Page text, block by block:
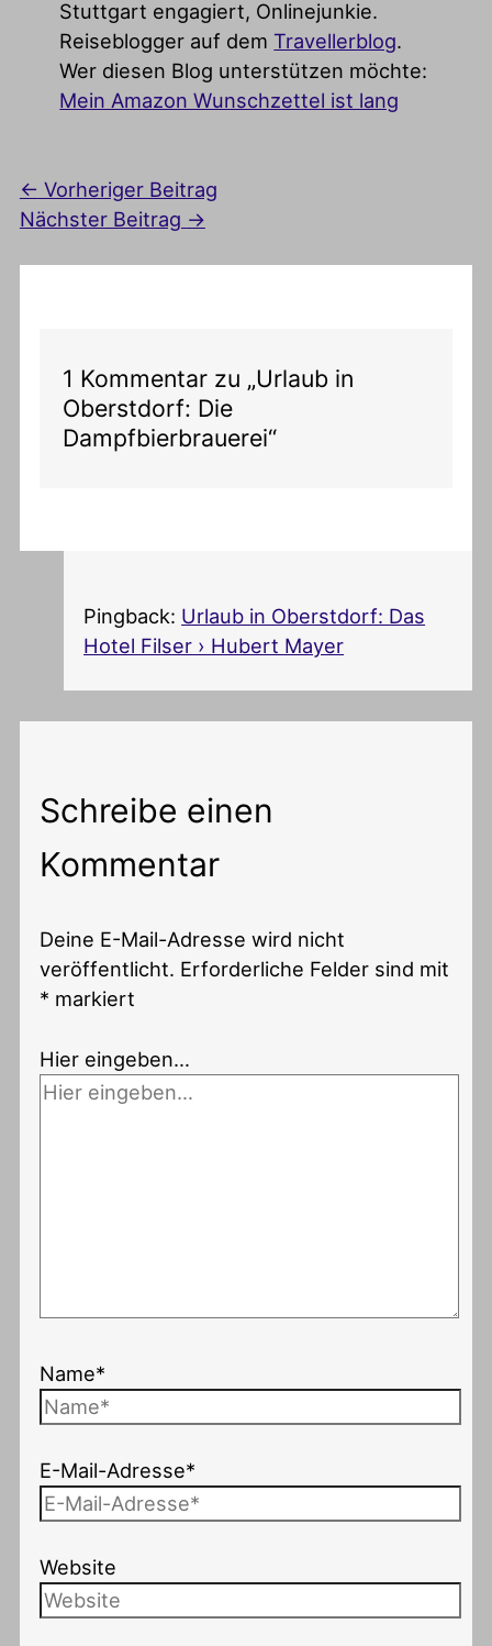
Stuttgart engagiert, Onlinejunkie.
Reiseblogger auf dem Travellerblog.
Wer diesen Blog unterstützen möchte:
Mein Amazon Wunschzettel ist lang
← Vorheriger Beitrag
Nächster Beitrag →
1 Kommentar zu „Urlaub in
Oberstdorf: Die
Dampfbierbrauerei“
Pingback: Urlaub in Oberstdorf: Das
Hotel Filser › Hubert Mayer
Schreibe einen
Kommentar
Deine E-Mail-Adresse wird nicht
veröffentlicht. Erforderliche Felder sind mit
* markiert
Hier eingeben…
Name*
E-Mail-Adresse*
Website